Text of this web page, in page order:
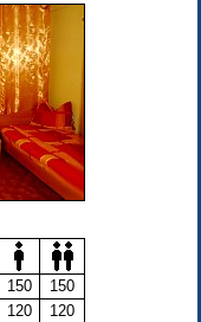
150
150
120
120